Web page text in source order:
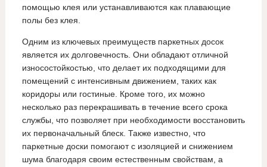
помощью клея или устанавливаются как плавающие
полы без клея.
Одним из ключевых преимуществ паркетных досок
является их долговечность. Они обладают отличной
износостойкостью, что делает их подходящими для
помещений с интенсивным движением, таких как
коридоры или гостиные. Кроме того, их можно
несколько раз перекрашивать в течение всего срока
службы, что позволяет при необходимости восстановить
их первоначальный блеск. Также известно, что
паркетные доски помогают с изоляцией и снижением
шума благодаря своим естественным свойствам, а